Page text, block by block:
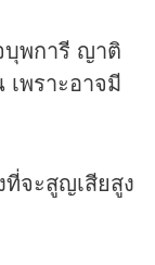
พการี ญาติ
พราะอาจมี
จะสูญเสียสูง